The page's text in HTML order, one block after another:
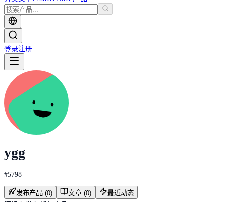
登录注册
ygg
#5798
发布产品 (0) 文章 (0)
最近动态